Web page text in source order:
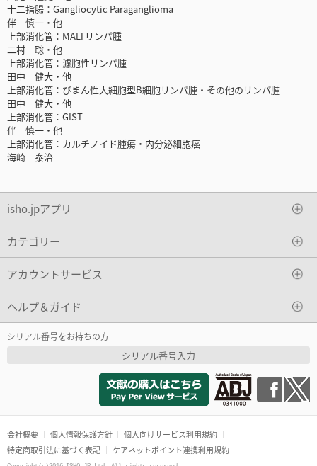
十二指腸：Gangliocytic Paraganglioma
伴 慎一・他
上部消化管：MALTリンパ腫
二村 聡・他
上部消化管：濾胞性リンパ腫
田中 健大・他
上部消化管：びまん性大細胞型B細胞リンパ腫・その他のリンパ腫
田中 健大・他
上部消化管：GIST
伴 慎一・他
上部消化管：カルチノイド腫瘍・内分泌細胞癌
海崎 泰治
isho.jpアプリ
カテゴリー
アカウントサービス
ヘルプ＆ガイド
シリアル番号をお持ちの方
シリアル番号入力
会社概要 個人情報保護方針
個人向けサービス利用規約
特定商取引法に基づく表記
ケアネットポイント連携利用規約